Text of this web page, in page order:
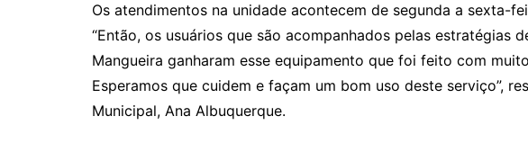
Os atendimentos na unidade acontecem de segunda a sexta-
“Então, os usuários que são acompanhados pelas estratégias
Mangueira ganharam esse equipamento que foi feito com
Esperamos que cuidem e façam um bom uso deste serviço”,
Municipal, Ana Albuquerque.